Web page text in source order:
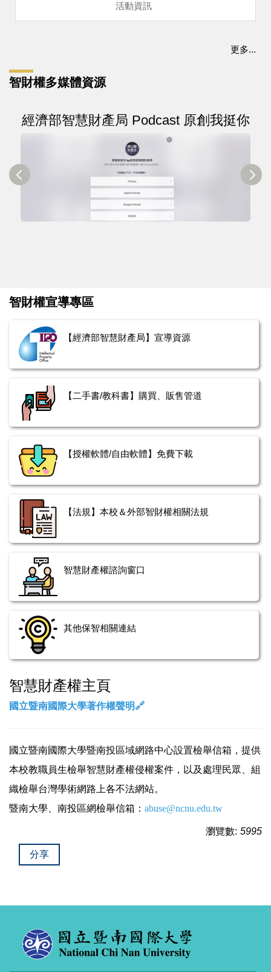
活動資訊
更多...
智財權多媒體資源
經濟部智慧財產局 Podcast 原創我挺你
智財權宣導專區
【經濟部智慧財產局】宣導資源
【二手書/教科書】購買、販售管道
【授權軟體/自由軟體】免費下載
【法規】本校＆外部智財權相關法規
智慧財產權諮詢窗口
其他保智相關連結
智慧財產權主頁
國立暨南國際大學著作權聲明🔗
國立暨南國際大學暨南投區域網路中心設置檢舉信箱 ，提供
本校教職員生檢舉智慧財產權侵權案件，以及處理民眾、組
織檢舉台灣學術網路上各不法網站。
暨南大學、 南投區網檢舉信箱： abuse@ncnu.edu.tw
瀏覽數: 5995
分享